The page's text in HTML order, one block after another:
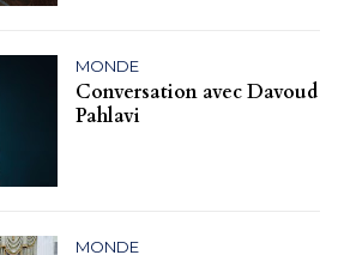
MONDE
Conversation avec Davoud
Pahlavi
MONDE